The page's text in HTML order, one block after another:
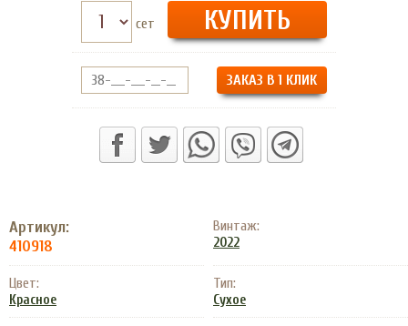
сет
ЗАКАЗ В 1 КЛИК
Артикул:
410918
Винтаж:
2022
Цвет:
Красное
Тип:
Сухое